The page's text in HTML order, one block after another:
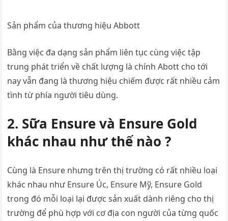
Sản phẩm của thương hiệu Abbott
Bằng việc đa dạng sản phẩm liên tục cùng việc tập
trung phát triển về chất lượng là chính Abott cho tới
nay vẫn đang là thương hiệu chiếm được rất nhiều cảm
tình từ phía người tiêu dùng.
2. Sữa Ensure và Ensure Gold
khác nhau như thế nào ?
Cùng là Ensure nhưng trên thị trường có rất nhiều loại
khác nhau như Ensure Úc, Ensure Mỹ, Ensure Gold
trong đó mỗi loại lại được sản xuất dành riêng cho thị
trường để phù hợp với cơ địa con người của từng quốc